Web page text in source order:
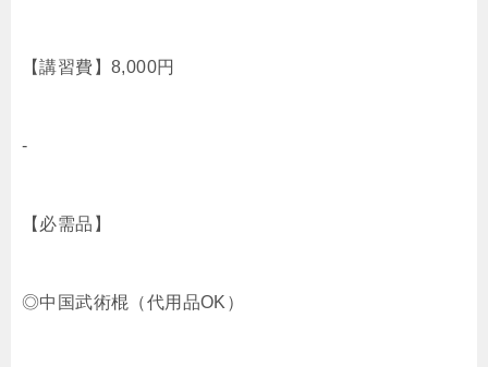
【講習費】8,000円
-
【必需品】
◎中国武術棍（代用品OK）